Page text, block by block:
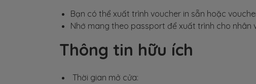
Bạn có thể xuất trình voucher in sẵn hoặc
Nhớ mang theo passport để xuất trình cho nhân
Thông tin hữu ích
Thời gian mở cửa: